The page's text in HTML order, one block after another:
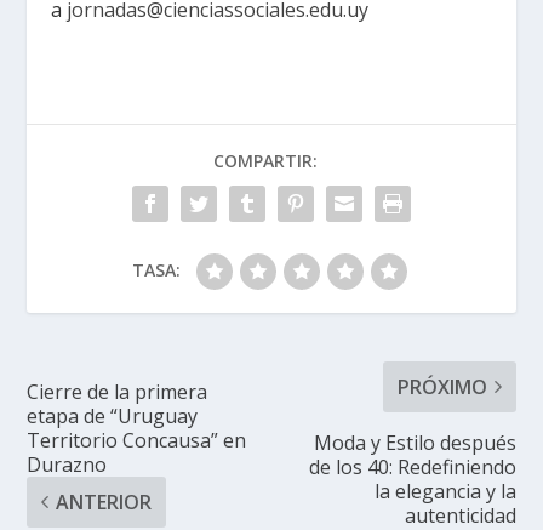
a jornadas@cienciassociales.edu.uy
COMPARTIR:
TASA:
Cierre de la primera
etapa de “Uruguay
Territorio Concausa” en
Durazno
ANTERIOR
PRÓXIMO
Moda y Estilo después
de los 40: Redefiniendo
la elegancia y la
autenticidad